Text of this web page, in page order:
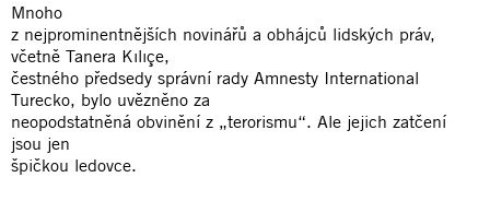
Mnoho
z nejprominentnějších novinářů a obhájců lidských práv,
včetně Tanera Kılıçe,
čestného předsedy správní rady Amnesty International
Turecko, bylo uvězněno za
neopodstatněná obvinění z „terorismu“. Ale jejich zatčení
jsou jen
špičkou ledovce.